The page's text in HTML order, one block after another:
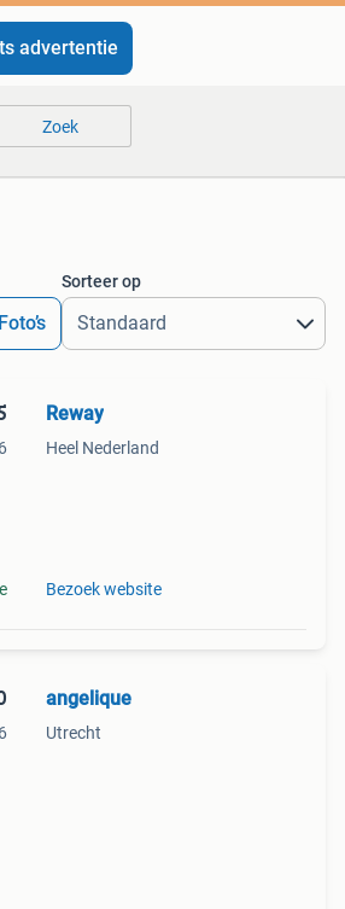
advertentie
Zoek
Foto’s
Sorteer op
Reway
Heel Nederland
Bezoek website
angelique
Utrecht